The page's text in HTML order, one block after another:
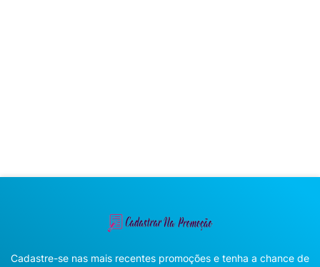
Cadastre-se nas mais recentes promoções e tenha a chance de